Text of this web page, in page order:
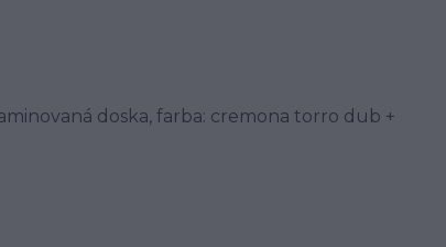
doska, farba: cremona torro dub +